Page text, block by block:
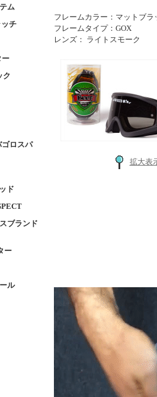
ム
チ
ー
ク
ゴロスパ
ド
ブランド
ー
ル
フレームカラー：マットブラ
フレームタイプ：GOX
レンズ： ライトスモーク
拡大表